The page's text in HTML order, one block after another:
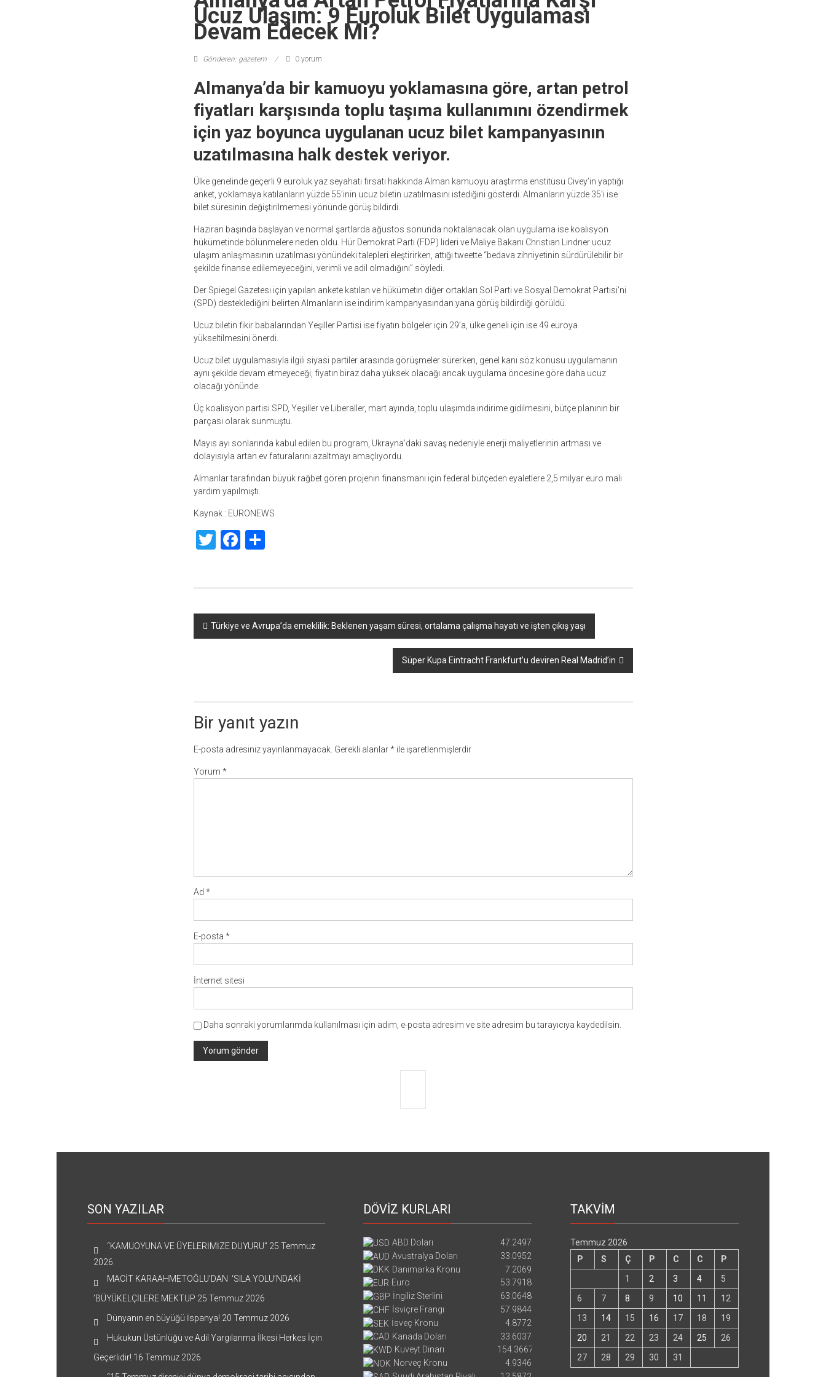
Ucuz Ulaşım: 9 Euroluk Bilet Uygulaması
Devam Edecek Mi?
Gönderen: gazetem 0 yorum
Almanya’da bir kamuoyu yoklamasına göre, artan petrol
fiyatları karşısında toplu taşıma kullanımını özendirmek
için yaz boyunca uygulanan ucuz bilet kampanyasının
uzatılmasına halk destek veriyor.
Ülke genelinde geçerli 9 euroluk yaz seyahati fırsatı hakkında Alman kamuoyu araştırma enstitüsü Civey’in yaptığı
anket, yoklamaya katılanların yüzde 55’inin ucuz biletin uzatılmasını istediğini gösterdi. Almanların yüzde 35’i ise
bilet süresinin değiştirilmemesi yönünde görüş bildirdi.
Haziran başında başlayan ve normal şartlarda ağustos sonunda noktalanacak olan uygulama ise koalisyon
hükümetinde bölünmelere neden oldu. Hür Demokrat Parti (FDP) lideri ve Maliye Bakanı Christian Lindner ucuz
ulaşım anlaşmasının uzatılması yönündeki talepleri eleştirirken, attığı tweette “bedava zihniyetinin sürdürülebilir bir
şekilde finanse edilemeyeceğini, verimli ve adil olmadığını” söyledi.
Der Spiegel Gazetesi için yapılan ankete katılan ve hükümetin diğer ortakları Sol Parti ve Sosyal Demokrat Partisi’ni
(SPD) desteklediğini belirten Almanların ise indirim kampanyasından yana görüş bildirdiği görüldü.
Ucuz biletin fikir babalarından Yeşiller Partisi ise fiyatın bölgeler için 29’a, ülke geneli için ise 49 euroya
yükseltilmesini önerdi.
Ucuz bilet uygulamasıyla ilgili siyasi partiler arasında görüşmeler sürerken, genel kanı söz konusu uygulamanın
aynı şekilde devam etmeyeceği, fiyatın biraz daha yüksek olacağı ancak uygulama öncesine göre daha ucuz
olacağı yönünde.
Üç koalisyon partisi SPD, Yeşiller ve Liberaller, mart ayında, toplu ulaşımda indirime gidilmesini, bütçe planının bir
parçası olarak sunmuştu.
Mayıs ayı sonlarında kabul edilen bu program, Ukrayna’daki savaş nedeniyle enerji maliyetlerinin artması ve
dolayısıyla artan ev faturalarını azaltmayı amaçlıyordu.
Almanlar tarafından büyük rağbet gören projenin finansmanı için federal bütçeden eyaletlere 2,5 milyar euro mali
yardım yapılmıştı.
Kaynak : EURONEWS
TwitterFacebook
Share
Yazı
dolaşımı
Türkiye ve Avrupa’da emeklilik: Beklenen yaşam süresi, ortalama çalışma hayatı ve işten çıkış yaşı
Süper Kupa Eintracht Frankfurt’u deviren Real Madrid’in
Bir yanıt yazın
E-posta adresiniz yayınlanmayacak. Gerekli alanlar*ile işaretlenmişlerdir
Yorum *
Ad *
E-posta *
İnternet sitesi
Daha sonraki yorumlarımda kullanılması için adım, e-posta adresim ve site adresim bu tarayıcıya kaydedilsin.
SON YAZILAR
“KAMUOYUNA VE ÜYELERİMİZE DUYURU” 25 Temmuz
2026
MACİT KARAAHMETOĞLU’DAN ‘SILA YOLU’NDAKİ
’BÜYÜKELÇİLERE MEKTUP 25 Temmuz 2026
Dünyanın en büyüğü İspanya! 20 Temmuz 2026
Hukukun Üstünlüğü ve Adil Yargılanma İlkesi Herkes İçin
Geçerlidir! 16 Temmuz 2026
DÖVİZ KURLARI
ABD Doları
47.2497
Avustralya Doları
33.0952
Danimarka Kronu
7.2069
Euro
53.7918
İngiliz Sterlini
63.0648
İsviçre Frangı
57.9844
İsveç Kronu
4.8772
Kanada Doları
33.6037
Kuveyt Dinarı
154.3667
Norveç Kronu
4.9346
TAKVİM
Temmuz 2026
P
S Ç P C C
P
1
2 3 4
5
6
7 8 9 10 11
12
13
14 15 16 17 18
19
20
21 22 23 24 25
26
27
28 29 30 31